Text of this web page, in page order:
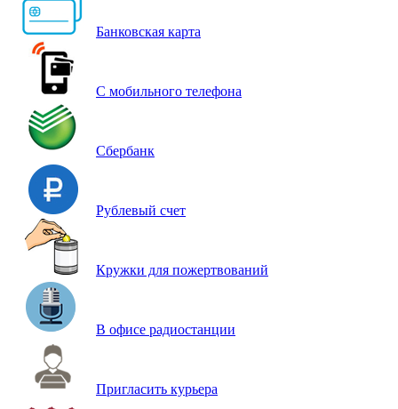
Банковская карта
С мобильного телефона
Сбербанк
Рублевый счет
Кружки для пожертвований
В офисе радиостанции
Пригласить курьера